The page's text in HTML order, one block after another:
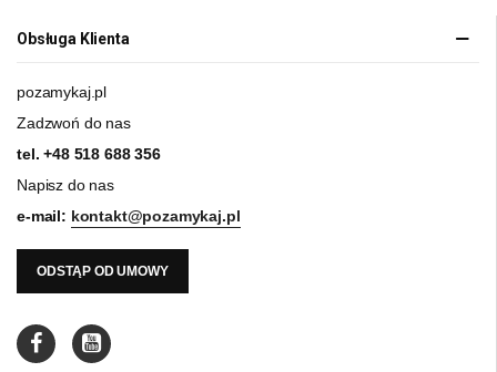
Obsługa Klienta
pozamykaj.pl
Zadzwoń do nas
tel.+48 518 688 356
Napisz do nas
e-mail: kontakt@pozamykaj.pl
ODSTĄP OD UMOWY